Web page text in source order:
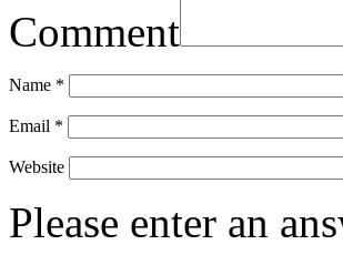
Comment
Name *
Email *
Website
Please enter an